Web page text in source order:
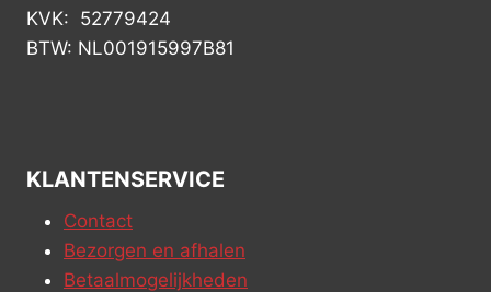
KVK: 52779424
BTW: NL001915997B81
KLANTENSERVICE
Contact
Bezorgen en afhalen
Betaalmogelijkheden